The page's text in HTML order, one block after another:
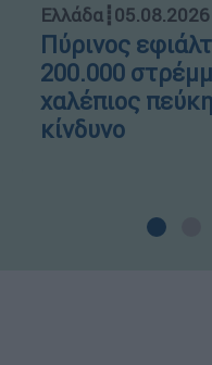
Ελλάδα┋
Πύρινος
200.000
χαλέπιος
κίνδυνο